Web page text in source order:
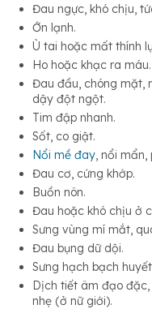
Đau ngực, khó chịu,
Ớn lạnh.
Ù tai hoặc mất thính
Ho hoặc khạc ra máu.
Đau đầu, chóng mặt,
dậy đột ngột.
Tim đập nhanh.
Sốt, co giật.
Nổi mề đay, nổi mẩn,
Đau cơ, cứng khớp.
Buồn nôn.
Đau hoặc khó chịu ở
Sưng vùng mí mắt,
Đau bụng dữ dội.
Sưng hạch bạch
Dịch tiết âm đạo
nhẹ (ở nữ giới).